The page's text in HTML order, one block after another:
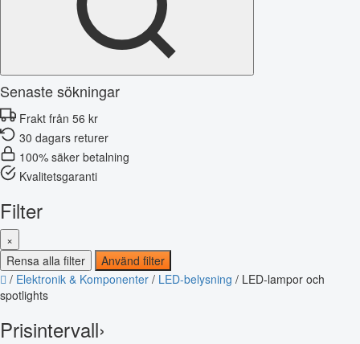
Senaste sökningar
Frakt från 56 kr
30 dagars returer
100% säker betalning
Kvalitetsgaranti
Filter
×
Rensa alla filter
Använd filter
/ Elektronik & Komponenter / LED-belysning / LED-lampor och
spotlights
Prisintervall›